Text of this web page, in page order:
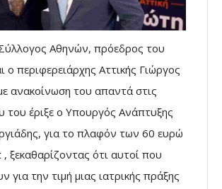
Αθηνών, πρόεδρος του
ο περιφερειάρχης Αττικής Γιώργος
ανακοίνωση του απαντά στις
του έριξε ο Υπουργός Ανάπτυξης
για το πλαφόν των 60 ευρώ
ξεκαθαρίζοντας ότι αυτοί που
για την τιμή μιας ιατρικής πράξης